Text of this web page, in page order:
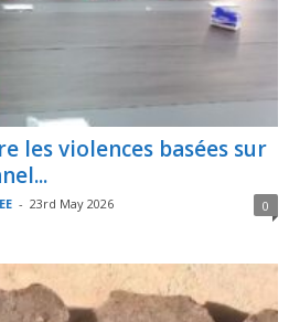
les violences basées sur
- 23rd May 2026 0